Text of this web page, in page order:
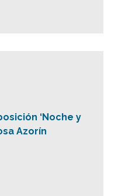
‘Noche y
Azorín